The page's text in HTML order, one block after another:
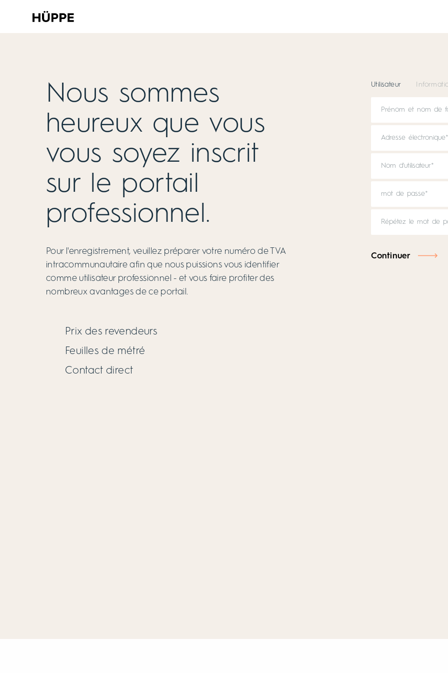
Nous sommes
heureux que vous
vous soyez inscrit
sur le portail
professionnel.
Pour l'enregistrement, veuillez préparer votre numéro de TVA
intracommunautaire afin que nous puissions vous identifier
comme utilisateur professionnel - et vous faire profiter des
nombreux avantages de ce portail.
Prix des revendeurs
Feuilles de métré
Contact direct
Utilisateur
Continuer